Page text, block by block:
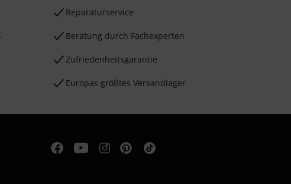
,
Reparaturservice
Beratung durch Fachexperten
Zufriedenheitsgarantie
Europas größtes Versandlager